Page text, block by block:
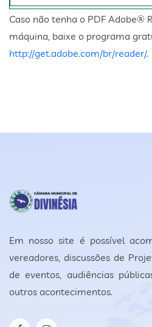
Caso não tenha o PDF Adobe®
máquina, baixe o programa
http://get.adobe.com/br/reader/.
Em nosso site é possível
vereadores, discussões de
de eventos, audiências
outros acontecimentos.